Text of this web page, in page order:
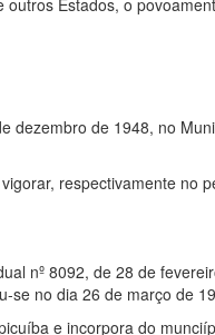
Estados, o
dezembro de 1948, no
respectivamente no
nº 8092, de 28 de
se no dia 26 de março de
e incorpora do